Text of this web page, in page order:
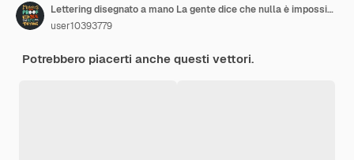
Lettering disegnato a mano La gente dice che nulla è impossibile ma io non faccio nulla ogni giorno
user10393779
Potrebbero piacerti anche questi vettori.